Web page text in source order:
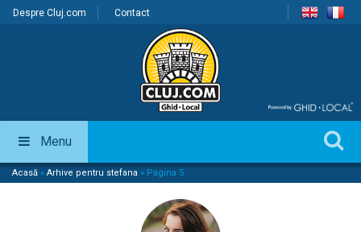
Despre Cluj.com Contact
Menu
Acasă » Arhive pentru stefana » Pagina 5